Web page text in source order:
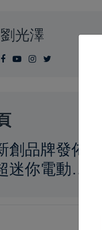
劉光澤
創品牌發佈
迷你電動小